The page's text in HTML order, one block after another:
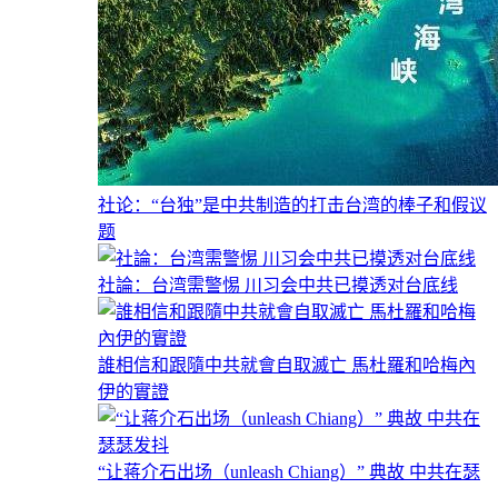
社论：“台独”是中共制造的打击台湾的棒子和假议
题
社論：台湾需警惕 川习会中共已摸透对台底线
誰相信和跟隨中共就會自取滅亡 馬杜羅和哈梅內
伊的實證
“让蒋介石出场（unleash Chiang）” 典故 中共在瑟